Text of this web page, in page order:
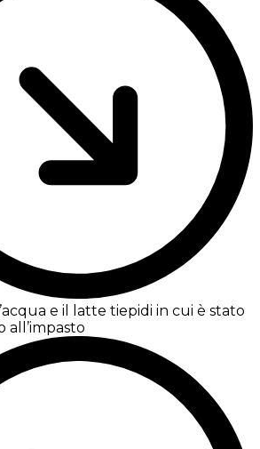
e il latte tiepidi in cui è stato
all’impasto